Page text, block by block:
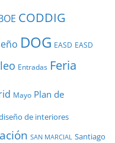
CODDIG
DOG EASD EASD
Entradas Feria
Mayo Plan de
de interiores
SAN MARCIAL Santiago